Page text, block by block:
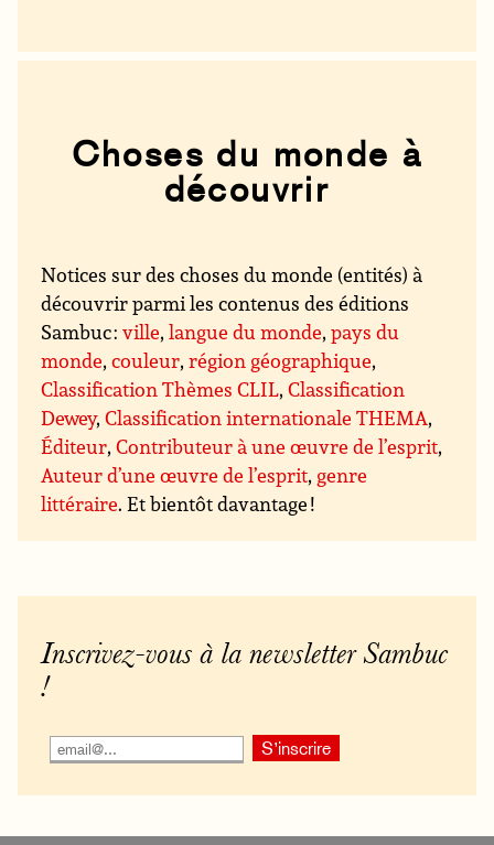
Choses du monde à
découvrir
Notices sur des choses du monde (entités) à
découvrir parmi les contenus des éditions
Sambuc :ville,langue du monde,pays du
monde,couleur,région géographique,
Classification Thèmes CLIL,Classification
Dewey,Classification internationale THEMA,
Éditeur,Contributeur à une œuvre de l’esprit,
Auteur d’une œuvre de l’esprit, genre
littéraire. Et bientôt davantage !
Inscrivez-vous à la newsletter Sambuc
!